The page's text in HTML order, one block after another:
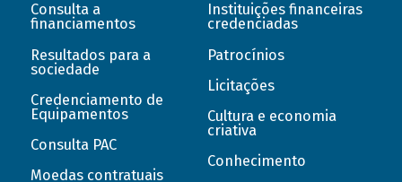
Consulta a
financiamentos
Resultados para a
sociedade
Credenciamento de
Equipamentos
Consulta PAC
Moedas contratuais
Instituições financeiras
credenciadas
Patrocínios
Licitações
Cultura e economia
criativa
Conhecimento